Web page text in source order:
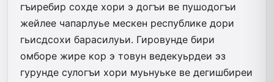
гъиребир сохде хори э догъи ве пушодогъи
жейлее чапарлуье мескен республике дори
гьисдсохи барасилуьи. Гировунде бири
омборе жире кор э товун ведекуьрдеи эз
гурунде сулогъи хори муьнуьке ве дегишбиреи